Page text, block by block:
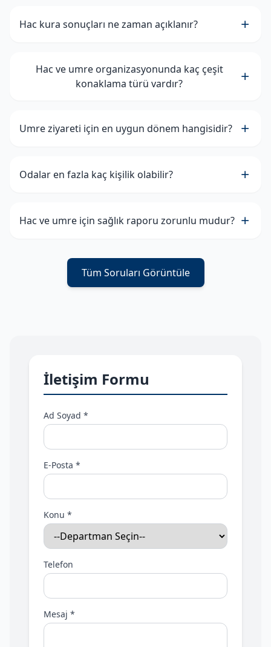
Hac kura sonuçları ne zaman açıklanır?
Hac ve umre organizasyonunda kaç çeşit
konaklama türü vardır?
Umre ziyareti için en uygun dönem hangisidir?
Odalar en fazla kaç kişilik olabilir?
Hac ve umre için sağlık raporu zorunlu mudur?
Tüm Soruları Görüntüle
İletişim Formu
Ad Soyad *
E-Posta *
Konu *
Telefon
Mesaj *